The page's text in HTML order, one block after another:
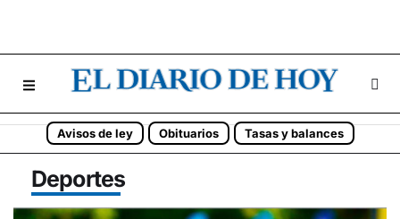
Avisos de ley Obituarios Tasas y balances
Deportes